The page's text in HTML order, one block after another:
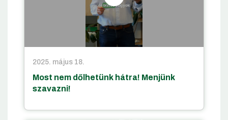
2025. május 18.
Most nem dőlhetünk hátra! Menjünk
szavazni!